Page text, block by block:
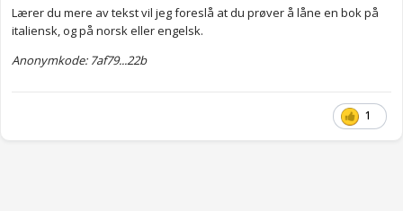
Lærer du mere av tekst vil jeg foreslå at du prøver å låne en bok på
italiensk, og på norsk eller engelsk.
Anonymkode: 7af79...22b
1